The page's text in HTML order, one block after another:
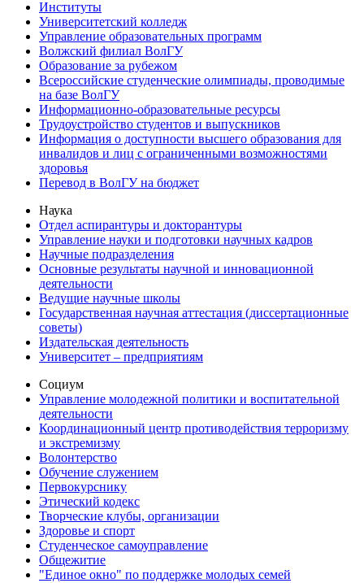
Институты
Университетский колледж
Управление образовательных программ
Волжский филиал ВолГУ
Образование за рубежом
Всероссийские студенческие олимпиады, проводимые
на базе ВолГУ
Информационно-образовательные ресурсы
Трудоустройство студентов и выпускников
Информация о доступности высшего образования для
инвалидов и лиц с ограниченными возможностями
здоровья
Перевод в ВолГУ на бюджет
Наука
Отдел аспирантуры и докторантуры
Управление науки и подготовки научных кадров
Научные подразделения
Основные результаты научной и инновационной
деятельности
Ведущие научные школы
Государственная научная аттестация (диссертационные
советы)
Издательская деятельность
Университет – предприятиям
Социум
Управление молодежной политики и воспитательной
деятельности
Координационный центр противодействия терроризму
и экстремизму
Волонтерство
Обучение служением
Первокурснику
Этический кодекс
Творческие клубы, организации
Здоровье и спорт
Студенческое самоуправление
Общежитие
"Единое окно" по поддержке молодых семей